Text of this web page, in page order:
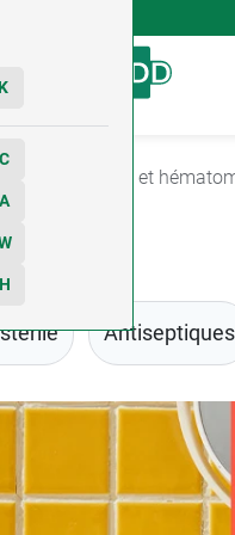
C
A
H
Contusions et
Antiseptiques